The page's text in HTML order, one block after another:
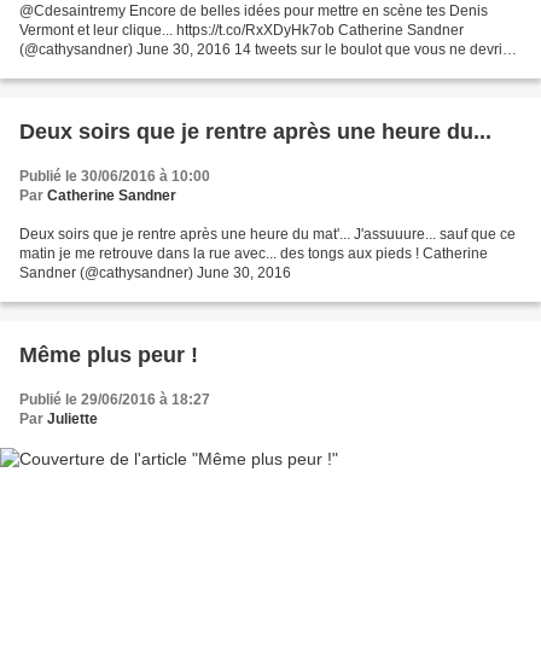
@Cdesaintremy Encore de belles idées pour mettre en scène tes Denis
Vermont et leur clique... https://t.co/RxXDyHk7ob Catherine Sandner
(@cathysandner) June 30, 2016 14 tweets sur le boulot que vous ne devriez
que-vous-ne-devriez-pas-lire-au-boulot-190968/...
Deux soirs que je rentre après une heure du...
Publié le 30/06/2016 à 10:00
Par Catherine Sandner
Deux soirs que je rentre après une heure du mat'... J'assuuure... sauf que ce
matin je me retrouve dans la rue avec... des tongs aux pieds ! Catherine
Sandner (@cathysandner) June 30, 2016
Même plus peur !
Publié le 29/06/2016 à 18:27
Par Juliette